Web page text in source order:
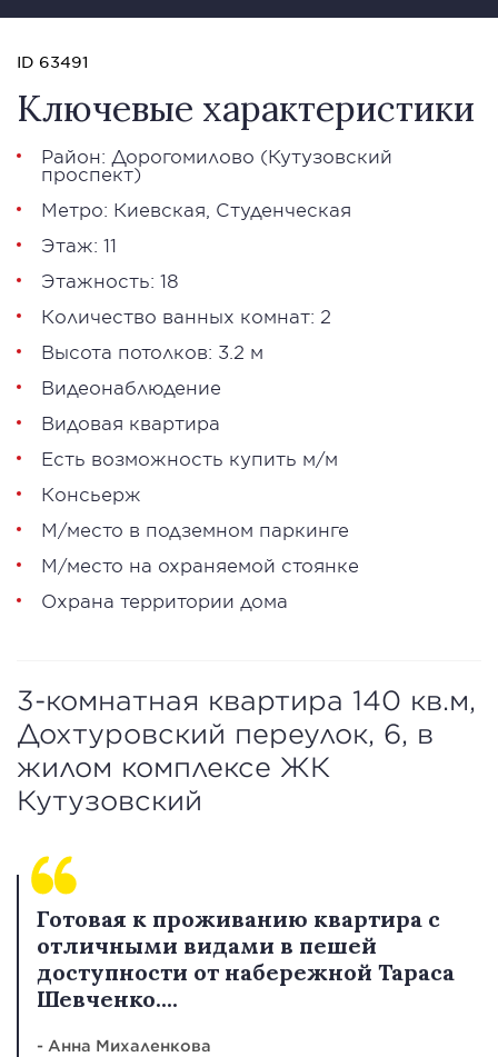
ID 63491
Ключевые характеристики
Район: Дорогомилово (Кутузовский
проспект)
Метро: Киевская Студенческая
Этаж: 11
Этажность: 18
Количество ванных комнат: 2
Высота потолков: 3.2 м
Видеонаблюдение
Видовая квартира
Есть возможность купить м/м
Консьерж
М/место в подземном паркинге
М/место на охраняемой стоянке
Охрана территории дома
3-комнатная квартира 140 кв.м,
Дохтуровский переулок, 6, в
жилом комплексе ЖК
Кутузовский
Готовая к проживанию квартира с
отличными видами в пешей
доступности от набережной Тараса
Шевченко....
- Анна Михаленкова